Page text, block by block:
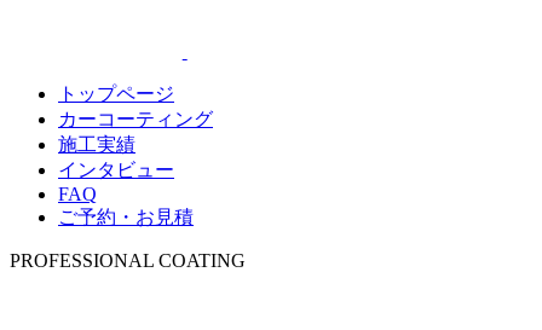
トップページ
カーコーティング
施工実績
インタビュー
FAQ
ご予約・お見積
PROFESSIONAL COATING